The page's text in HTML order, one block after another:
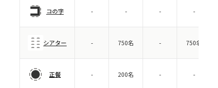
コの字 - - - -
シアター - 750名 - 750名
正餐 - 200名 - -